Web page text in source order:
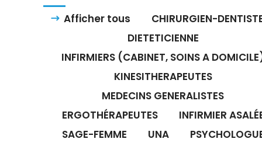
Afficher tous
CHIRURGIEN-
DIETETICIENNE
INFIRMIERS (CABINET, SOINS A
KINESITHERAPEUTES
MEDECINS GENERALISTES
ERGOTHÉRAPEUTES
INFIRMIER
SAGE-FEMME
UNA